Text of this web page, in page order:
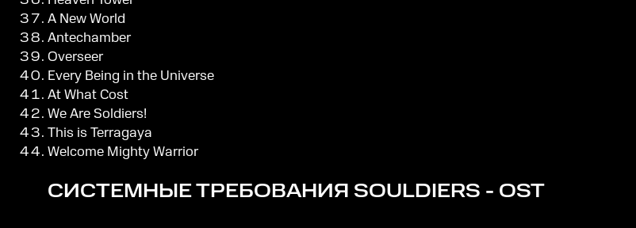
A New World
Antechamber
Overseer
Every Being in the Universe
At What Cost
We Are Soldiers!
This is Terragaya
Welcome Mighty Warrior
СИСТЕМНЫЕ ТРЕБОВАНИЯ SOULDIERS - OST